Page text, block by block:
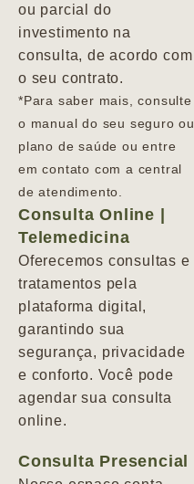
ou parcial do
investimento na
consulta, de acordo com
o seu contrato.
*Para saber mais, consulte
o manual do seu seguro ou
plano de saúde ou entre
em contato com a central
de atendimento.
Consulta Online |
Telemedicina
Oferecemos consultas e
tratamentos pela
plataforma digital,
garantindo sua
segurança, privacidade
e conforto. Você pode
agendar sua consulta
online.
Consulta Presencial